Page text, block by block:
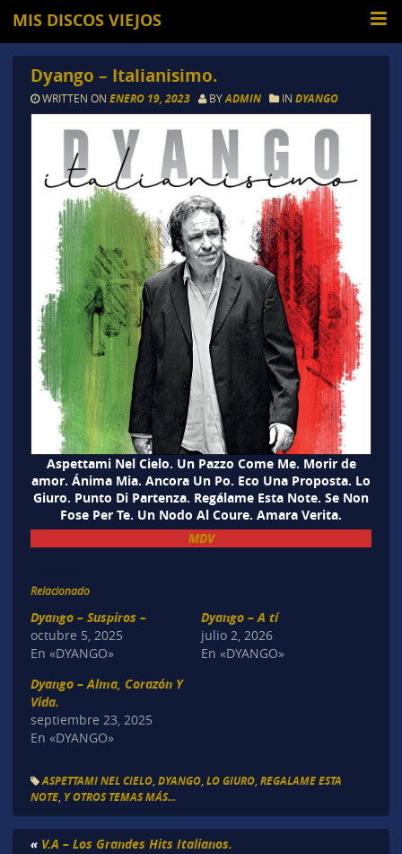
MIS DISCOS VIEJOS
Dyango – Italianisimo.
WRITTEN ON ENERO 19, 2023 BYADMIN IN DYANGO
Aspettami Nel Cielo. Un Pazzo Come Me. Morir de
amor. Ánima Mia. Ancora Un Po. Eco Una Proposta. Lo
Giuro. Punto Di Partenza. Regálame Esta Note. Se Non
Fose Per Te. Un Nodo Al Coure. Amara Verita.
MDV
Relacionado
Dyango – Suspiros –
octubre 5, 2025
En «DYANGO»
Dyango – A tí
julio 2, 2026
En «DYANGO»
Dyango – Alma, Corazón Y
Vida.
septiembre 23, 2025
En «DYANGO»
ASPETTAMI NEL CIELO, DYANGO, LO GIURO, REGALAME ESTA
NOTE, Y OTROS TEMAS MÁS...
« V.A – Los Grandes Hits Italianos.